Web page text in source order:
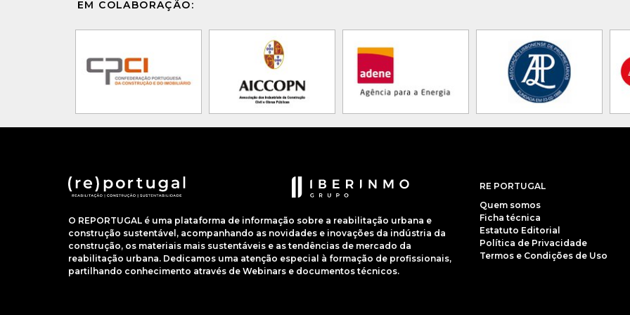
EM COLABORAÇÃO:
O REPORTUGAL é uma plataforma de informação sobre a reabilitação urbana e
construção sustentável, acompanhando as novidades e inovações da indústria da
construção, os materiais mais sustentáveis e as tendências de mercado da
reabilitação urbana. Dedicamos uma atenção especial à formação de profissionais,
partilhando conhecimento através de Webinars e documentos técnicos.
RE PORTUGAL
Quem somos
Ficha técnica
Estatuto Editorial
Política de Privacidade
Termos e Condições de Uso